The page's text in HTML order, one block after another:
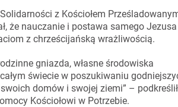
z Kościołem
że nauczanie i postawa samego Jezusa
z chrześcijańską wrażliwością.
gniazda, własne środowiska
świecie w poszukiwaniu
domów i swojej ziemi” – podkreślił
Kościołowi w Potrzebie.